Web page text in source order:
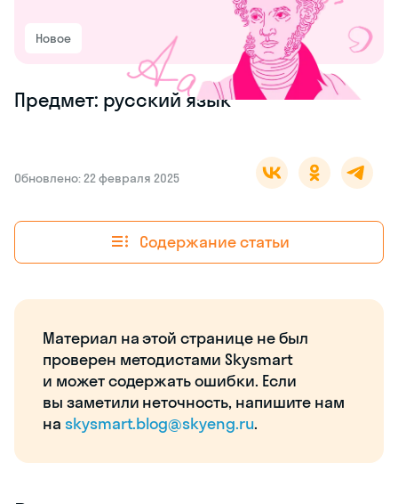
Новое
Предмет: русский язык
Обновлено: 22 февраля 2025
Содержание статьи
Материал на этой странице не был
проверен методистами Skysmart
и может содержать ошибки. Если
вы заметили неточность, напишите нам
на skysmart.blog@skyeng.ru.